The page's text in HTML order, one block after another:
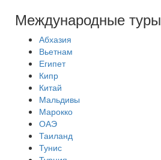
Международные туры
Абхазия
Вьетнам
Египет
Кипр
Китай
Мальдивы
Марокко
ОАЭ
Таиланд
Тунис